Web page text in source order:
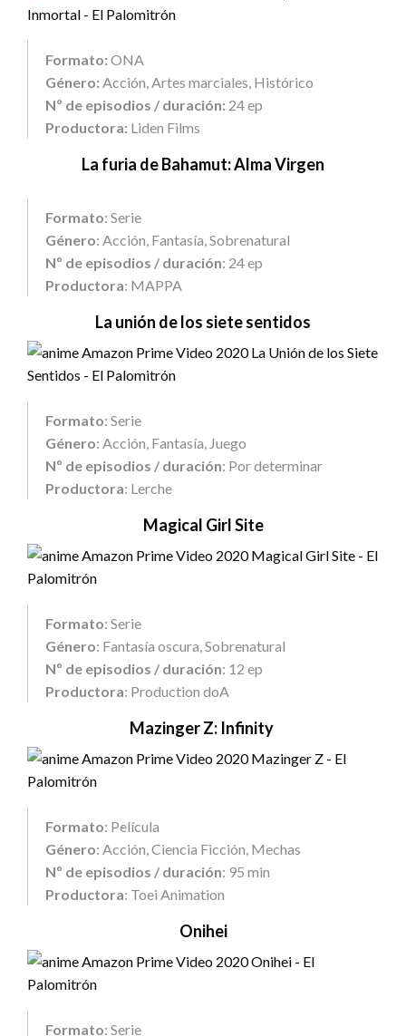
Formato: ONA
Género: Acción, Artes marciales, Histórico
Nº de episodios / duración: 24 ep
Productora: Liden Films
La furia de Bahamut: Alma Virgen
Formato: Serie
Género: Acción, Fantasía, Sobrenatural
Nº de episodios / duración: 24 ep
Productora: MAPPA
La unión de los siete sentidos
Formato: Serie
Género: Acción, Fantasía, Juego
Nº de episodios / duración: Por determinar
Productora: Lerche
Magical Girl Site
Formato: Serie
Género: Fantasía oscura, Sobrenatural
Nº de episodios / duración: 12 ep
Productora: Production doA
Mazinger Z: Infinity
Formato: Película
Género: Acción, Ciencia Ficción, Mechas
Nº de episodios / duración: 95 min
Productora: Toei Animation
Onihei
Formato: Serie